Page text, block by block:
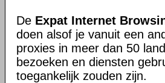
De Expat Internet
doen alsof je vanuit een
proxies in meer dan 50
bezoeken en diensten
toegankelijk zouden zijn.